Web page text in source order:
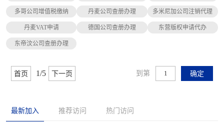
多哥公司增值税缴纳 丹麦公司查册办理 多米尼加公司注销代理
丹麦VAT申请 德国公司查册办理 东营版权申请代办
东帝汶公司查册办理
首页 1/5 下一页 到第 确定
最新加入 推荐访问 热门访问